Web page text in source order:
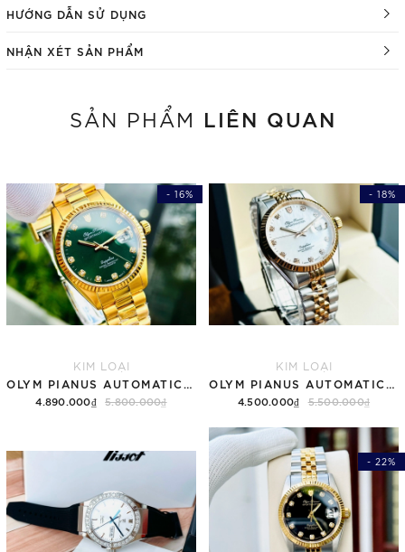
HƯỚNG DẪN SỬ DỤNG
NHẬN XÉT SẢN PHẨM
SẢN PHẨM LIÊN QUAN
- 16%
KIM LOẠI
4.890.000₫ 5.800.000₫
- 18%
KIM LOẠI
4.500.000₫ 5.500.000₫
- 22%